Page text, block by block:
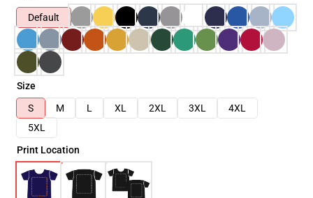
Default
Size
S
M L XL 2XL 3XL
4XL
5XL
Print Location